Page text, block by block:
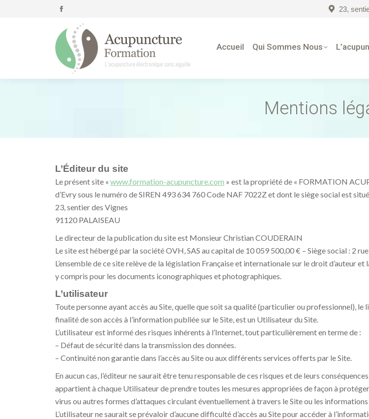
Facebook
page
opens
new
window
23,
Accueil Qui Sommes Nous
Mentions
L’Éditeur du site
Le présent site « www.formation-acupuncture.com » est la propriété de « FORMATION
d’Evry sous le numéro de SIREN 493 634 760 Code NAF 7022Z et dont le siège social est
23, sentier des Vignes
91120 PALAISEAU
Le directeur de la publication du site est Monsieur Christian COUDERAIN
Le site est hébergé par la société OVH, SAS au capital de 10 059 500,00 € – Siège social : 2
L’ensemble de ce site relève de la législation Française et internationale sur le droit d’auteur
y compris pour les documents iconographiques et photographiques.
L’utilisateur
Toute personne ayant accès au Site, quelle que soit sa qualité (particulier ou professionnel), le
finalité de son accès à l’information publiée sur le Site, est un Utilisateur du Site.
L’utilisateur est informé des risques inhérents à l’Internet, tout particulièrement en terme de :
– Défaut de sécurité dans la transmission des données.
– Continuité non garantie dans l’accès au Site ou aux différents services offerts par le Site.
En aucun cas, l’éditeur ne saurait être tenu responsable de ces risques et de leurs
appartient à chaque Utilisateur de prendre toutes les mesures appropriées de façon à
virus ou autres formes d’attaques circulant éventuellement à travers le Site ou les
L’utilisateur ne saurait se prévaloir d’aucune difficulté d’accès au Site pour accéder à